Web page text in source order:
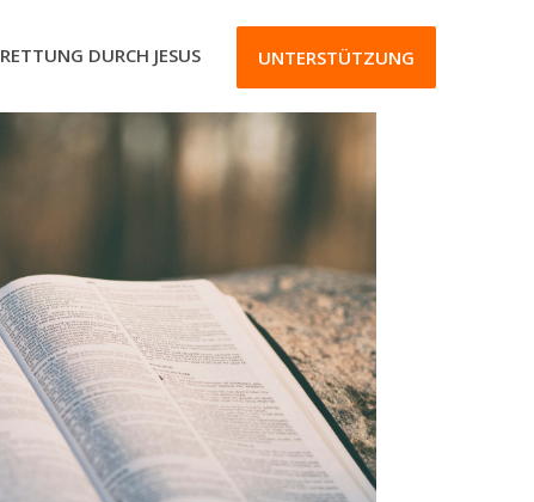
RETTUNG DURCH JESUS UNTERSTÜTZUNG